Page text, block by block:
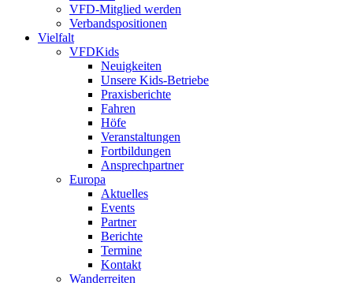
VFD-Mitglied werden
Verbandspositionen
Vielfalt
VFDKids
Neuigkeiten
Unsere Kids-Betriebe
Praxisberichte
Fahren
Höfe
Veranstaltungen
Fortbildungen
Ansprechpartner
Europa
Aktuelles
Events
Partner
Berichte
Termine
Kontakt
Wanderreiten